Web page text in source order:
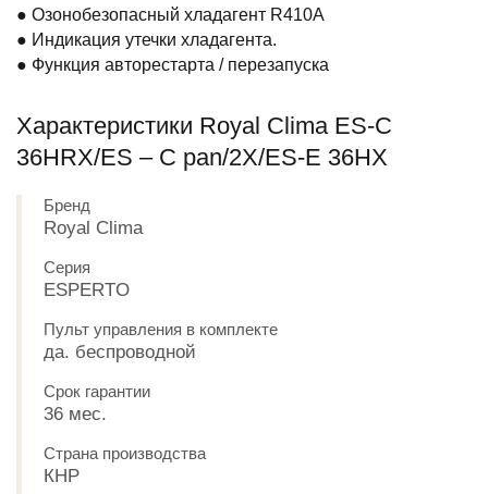
● Озонобезопасный хладагент R410A
● Индикация утечки хладагента.
● Функция авторестарта / перезапуска
Характеристики Royal Clima ES-C
36HRX/ES – C pan/2X/ES-E 36HX
Бренд
Royal Clima
Серия
ESPERTO
Пульт управления в комплекте
да. беспроводной
Срок гарантии
36 мес.
Страна производства
КНР